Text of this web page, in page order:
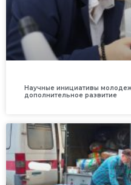
Научные инициативы
дополнительное развитие